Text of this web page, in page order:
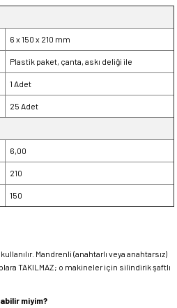
6 x 150 x 210 mm
Plastik paket, çanta, askı deliği ile
1 Adet
25 Adet
6,00
210
150
Mandrenli (anahtarlı veya anahtarsız)
TAKILMAZ; o makineler için silindirik şaftlı
miyim?